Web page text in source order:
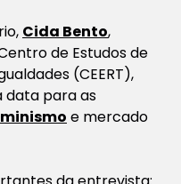
Cida Bento,
de Estudos de
(CEERT),
data para as
e mercado